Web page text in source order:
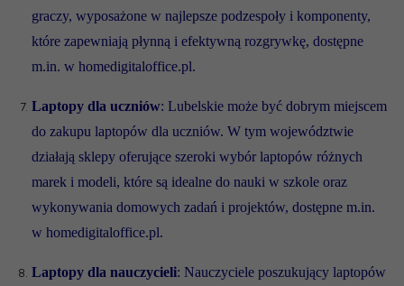
graczy, wyposażone w najlepsze podzespoły i komponenty,
które zapewniają płynną i efektywną rozgrywkę, dostępne
m.in. w homedigitaloffice.pl.
Laptopy dla uczniów: Lubelskie może być dobrym miejscem
do zakupu laptopów dla uczniów. W tym województwie
działają sklepy oferujące szeroki wybór laptopów różnych
marek i modeli, które są idealne do nauki w szkole oraz
wykonywania domowych zadań i projektów, dostępne m.in.
w homedigitaloffice.pl.
Laptopy dla nauczycieli: Nauczyciele poszukujący laptopów